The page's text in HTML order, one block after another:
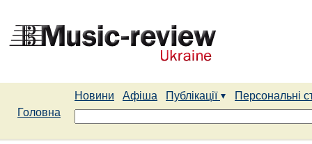
Новини Афіша Публікації
Персональні
Головна